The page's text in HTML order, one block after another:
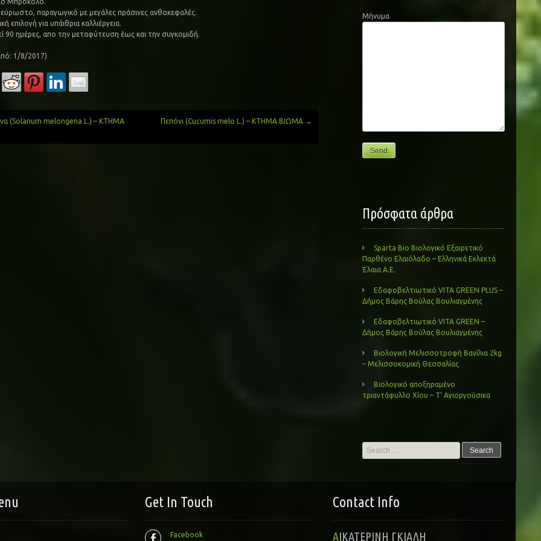
παραγωγικό με μεγάλες πράσινες ανθοκεφαλές.
επιλογή για υπάιθρια καλλιέργεια.
90 ημέρες, απο την μεταφύτευση έως και την συγκομιδή.
1/8/2017)
(Solanum melongena L.) – ΚΤΗΜΑ
Πεπόνι (Cucumis melo L.) – ΚΤΗΜΑ ΒΙΩΜΑ →
Μήνυμα
Πρόσφατα άρθρα
Sparta Bio Βιολογικό Εξαιρετικό
Παρθένο Ελαιόλαδο – Ελληνικά Εκλεκτά
Έλαια Α.Ε.
Εδαφοβελτιωτικό VITA GREEN PLUS –
Δήμος Βάρης Βούλας Βουλιαγμένης
Εδαφοβελτιωτικό VITA GREEN –
Δήμος Βάρης Βούλας Βουλιαγμένης
Βιολογική Μελισσοτροφή Βανίλια 2kg
– Μελισσοκομική Θεσσαλίας
Βιολογικό αποξηραμένο
τριαντάφυλλο Χίου – Τ’ Αγιοργούσικα
Search
for:
Get In Touch
Facebook
Contact Info
ΑΙΚΑΤΕΡΙΝΗ ΓΚΙΑΛΗ